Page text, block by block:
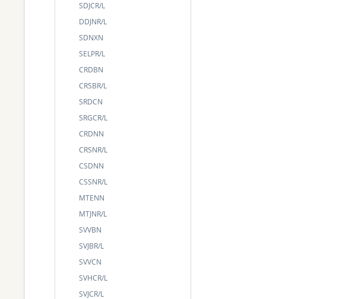
SDJCR/L
DDJNR/L
SDNXN
SELPR/L
CRDBN
CRSBR/L
SRDCN
SRGCR/L
CRDNN
CRSNR/L
CSDNN
CSSNR/L
MTENN
MTJNR/L
SVVBN
SVJBR/L
SVVCN
SVHCR/L
SVJCR/L